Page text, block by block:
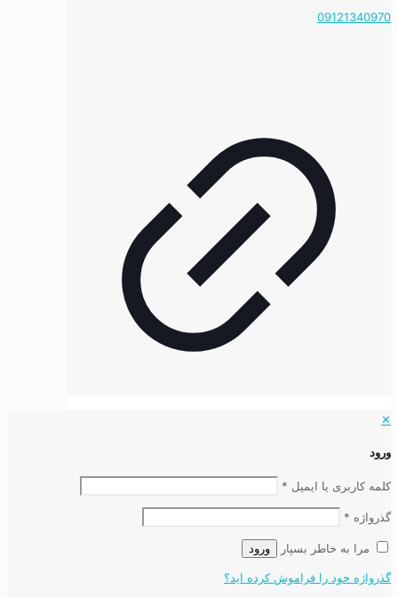
09121340970
✕
ورود
کلمه کاربری یا ایمیل *
گذرواژه *
مرا به خاطر بسپار ورود
گذرواژه خود را فراموش کرده اید؟